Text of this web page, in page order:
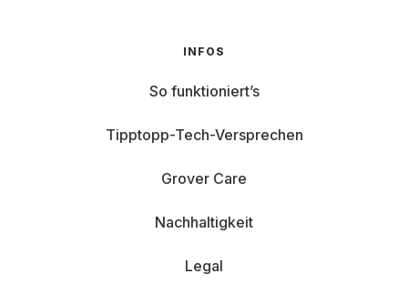
INFOS
So funktioniert’s
Tipptopp-Tech-Versprechen
Grover Care
Nachhaltigkeit
Legal